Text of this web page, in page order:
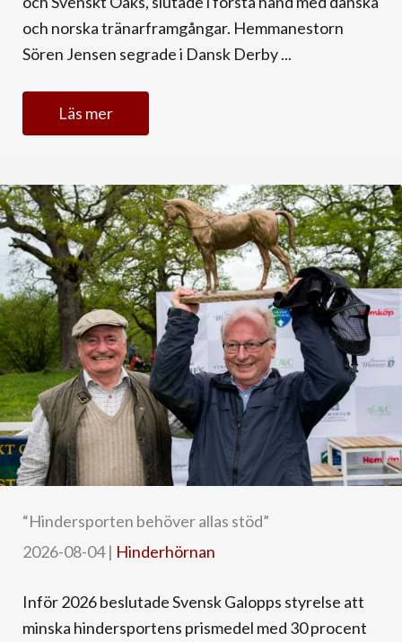
och norska tränarframgångar. Hemmanestorn
Sören Jensen segrade i Dansk Derby ...
Läs mer
“Hindersporten behöver allas stöd”
2026-08-04| Hinderhörnan
Inför 2026 beslutade Svensk Galopps styrelse att
minska hindersportens prismedel med 30 procent